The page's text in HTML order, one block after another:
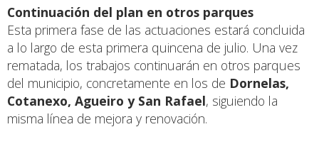
Continuación del plan en otros parques
Esta primera fase de las actuaciones estará concluida
a lo largo de esta primera quincena de julio. Una vez
rematada, los trabajos continuarán en otros parques
del municipio, concretamente en los de Dornelas,
Cotanexo, Agueiro y San Rafael, siguiendo la
misma línea de mejora y renovación.